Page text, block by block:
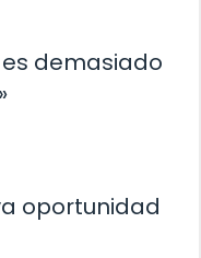
demasiado
oportunidad